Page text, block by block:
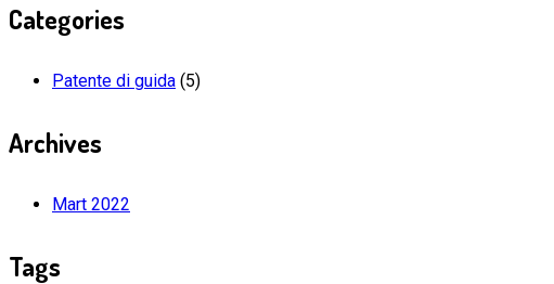
Categories
Patente di guida (5)
Archives
Mart 2022
Tags